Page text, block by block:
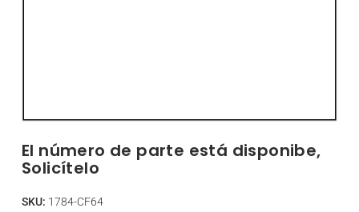
El número de parte está disponibe,
Solicítelo
SKU: 1784-CF64